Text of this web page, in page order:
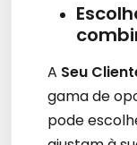
A Seu
gama de
pode